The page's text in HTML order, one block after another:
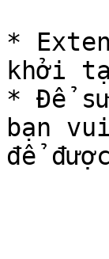
*
khởi
* Để
bạn